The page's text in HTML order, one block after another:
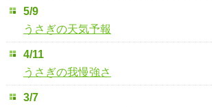
5/9
うさぎの天気予報
4/11
うさぎの我慢強さ
3/7